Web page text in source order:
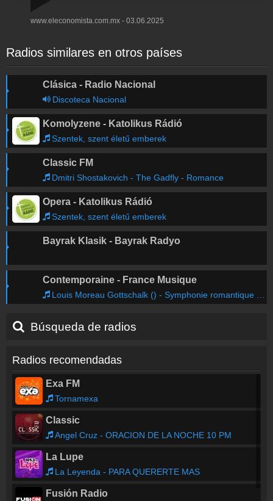
www.eleconomista.com.mx - 03.06.2025
Radios similares en otros países
Clásica - Radio Nacional
Discoteca Nacional
Komolyzene - Katolikus Rádió
Szentek, szent életű emberek
Classic FM
Dmitri Shostakovich - The Gadfly - Romance
Opera - Katolikus Rádió
Szentek, szent életű emberek
Bayrak Klasik - Bayrak Radyo
Contemporaine - France Musique
Louis Moreau Gottschalk () - Symphonie romantique RO 255 (La nuit des Tropiques) : 1. Noche en los tropicos
Búsqueda de radios
Radios recomendadas
Exa FM
Tornamexa
Classic
Angel Cruz - ORACION DE LA NOCHE 10 PM
La Lupe
La Leyenda - PARA QUERERTE MAS
Fusión Radio